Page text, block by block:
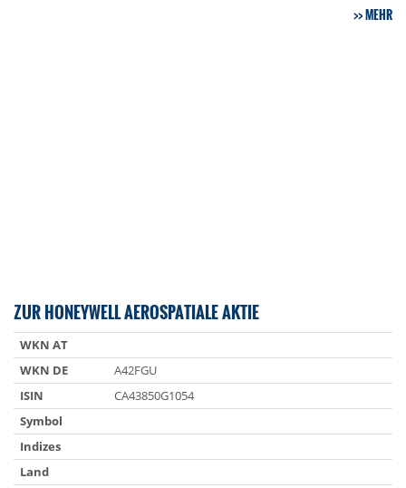
MEHR
ZUR HONEYWELL AEROSPATIALE AKTIE
WKN AT
WKN DE
A42FGU
ISIN
CA43850G1054
Symbol
Indizes
Land